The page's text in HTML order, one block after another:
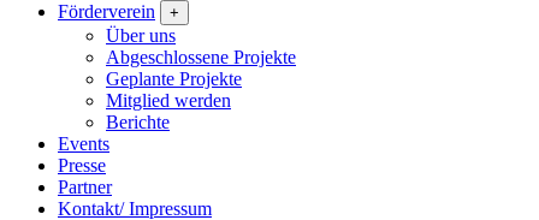
Förderverein
+
Über uns
Abgeschlossene Projekte
Geplante Projekte
Mitglied werden
Berichte
Events
Presse
Partner
Kontakt/ Impressum